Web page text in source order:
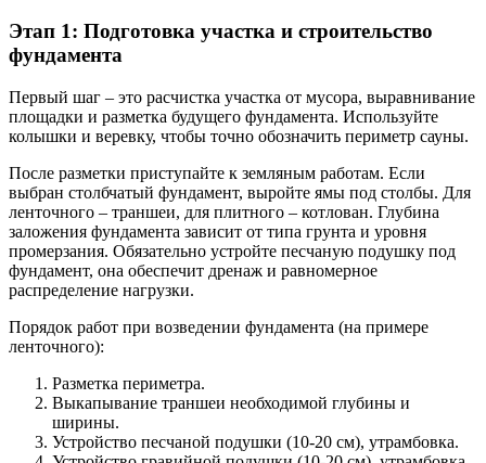
Этап 1: Подготовка участка и строительство
фундамента
Первый шаг – это расчистка участка от мусора, выравнивание
площадки и разметка будущего фундамента. Используйте
колышки и веревку, чтобы точно обозначить периметр сауны.
После разметки приступайте к земляным работам. Если
выбран столбчатый фундамент, выройте ямы под столбы. Для
ленточного – траншеи, для плитного – котлован. Глубина
заложения фундамента зависит от типа грунта и уровня
промерзания. Обязательно устройте песчаную подушку под
фундамент, она обеспечит дренаж и равномерное
распределение нагрузки.
Порядок работ при возведении фундамента (на примере
ленточного):
Разметка периметра.
Выкапывание траншеи необходимой глубины и
ширины.
Устройство песчаной подушки (10-20 см), утрамбовка.